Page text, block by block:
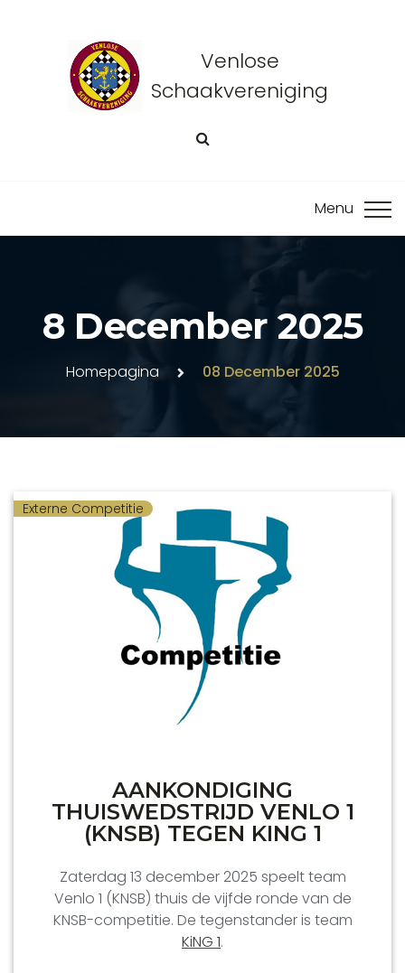
Venlose
Schaakvereniging
8 December 2025
Homepagina 08 December 2025
Externe Competitie
AANKONDIGING
THUISWEDSTRIJD VENLO 1
(KNSB) TEGEN KING 1
Zaterdag 13 december 2025 speelt team
Venlo 1 (KNSB) thuis de vijfde ronde van de
KNSB-competitie. De tegenstander is team
KiNG 1.